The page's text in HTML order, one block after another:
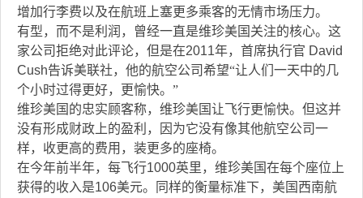
增加行李费以及在航班上塞更多乘客的无情市场压力。
有型，而不是利润，曾经一直是维珍美国关注的核心。这
家公司拒绝对此评论，但是在2011年，首席执行官 David
Cush告诉美联社，他的航空公司希望“让人们一天中的几
个小时过得更好，更愉快。”
维珍美国的忠实顾客称，维珍美国让飞行更愉快。但这并
没有形成财政上的盈利，因为它没有像其他航空公司一
样，收更高的费用，装更多的座椅。
在今年前半年，每飞行1000英里，维珍美国在每个座位上
获得的收入是106美元。同样的衡量标准下，美国西南航